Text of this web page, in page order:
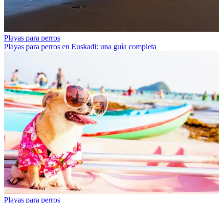
Playas para perros
Playas para perros en Euskadi: una guía completa
Playas para perros